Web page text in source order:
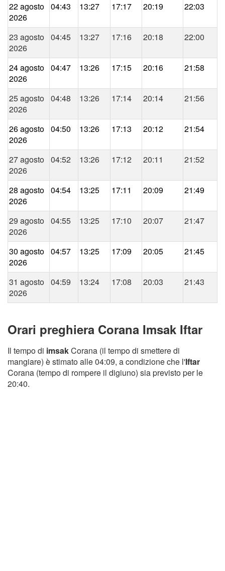
22 agosto
2026
04:43 13:27 17:17 20:19 22:03
23 agosto
2026
04:45 13:27 17:16 20:18 22:00
24 agosto
2026
04:47 13:26 17:15 20:16 21:58
25 agosto
2026
04:48 13:26 17:14 20:14 21:56
26 agosto
2026
04:50 13:26 17:13 20:12 21:54
27 agosto
2026
04:52 13:26 17:12 20:11 21:52
28 agosto
2026
04:54 13:25 17:11 20:09 21:49
29 agosto
2026
04:55 13:25 17:10 20:07 21:47
30 agosto
2026
04:57 13:25 17:09 20:05 21:45
31 agosto
2026
04:59 13:24 17:08 20:03 21:43
Orari preghiera Corana Imsak Iftar
Il tempo di imsakCorana (il tempo di smettere di
mangiare) è stimato alle 04:09, a condizione che l'Iftar
Corana (tempo di rompere il digiuno) sia previsto per le
20:40.